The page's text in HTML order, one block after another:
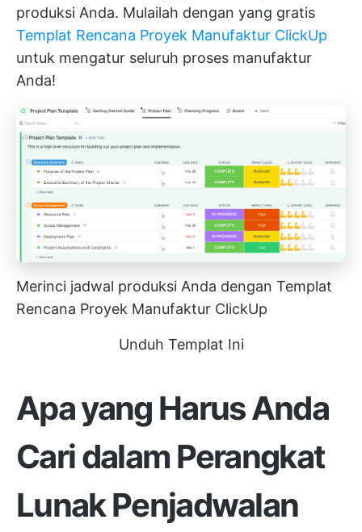
produksi Anda. Mulailah dengan yang gratis
Templat Rencana Proyek Manufaktur ClickUp
untuk mengatur seluruh proses manufaktur
Anda!
Merinci jadwal produksi Anda dengan Templat
Rencana Proyek Manufaktur ClickUp
Unduh Templat Ini
Apa yang Harus Anda
Cari dalam Perangkat
Lunak Penjadwalan